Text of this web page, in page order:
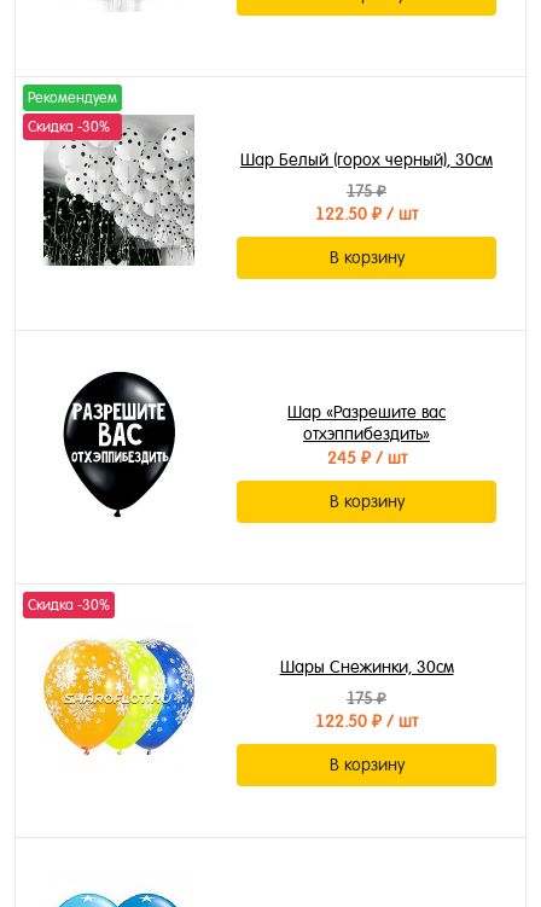
Рекомендуем
Скидка -30%
Шар Белый (горох черный), 30см
175 ₽
122.50 ₽/ шт
В корзину
Шар «Разрешите вас
отхэппибездить»
245 ₽/ шт
В корзину
Скидка -30%
Шары Снежинки, 30см
175 ₽
122.50 ₽/ шт
В корзину